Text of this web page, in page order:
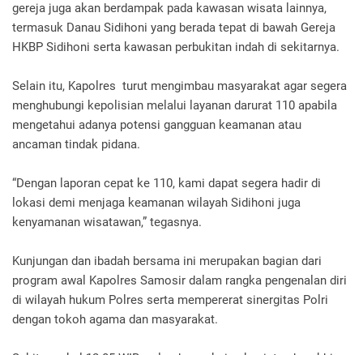
gereja juga akan berdampak pada kawasan wisata lainnya,
termasuk Danau Sidihoni yang berada tepat di bawah Gereja
HKBP Sidihoni serta kawasan perbukitan indah di sekitarnya.
Selain itu, Kapolres turut mengimbau masyarakat agar segera
menghubungi kepolisian melalui layanan darurat 110 apabila
mengetahui adanya potensi gangguan keamanan atau
ancaman tindak pidana.
“Dengan laporan cepat ke 110, kami dapat segera hadir di
lokasi demi menjaga keamanan wilayah Sidihoni juga
kenyamanan wisatawan,” tegasnya.
Kunjungan dan ibadah bersama ini merupakan bagian dari
program awal Kapolres Samosir dalam rangka pengenalan diri
di wilayah hukum Polres serta mempererat sinergitas Polri
dengan tokoh agama dan masyarakat.